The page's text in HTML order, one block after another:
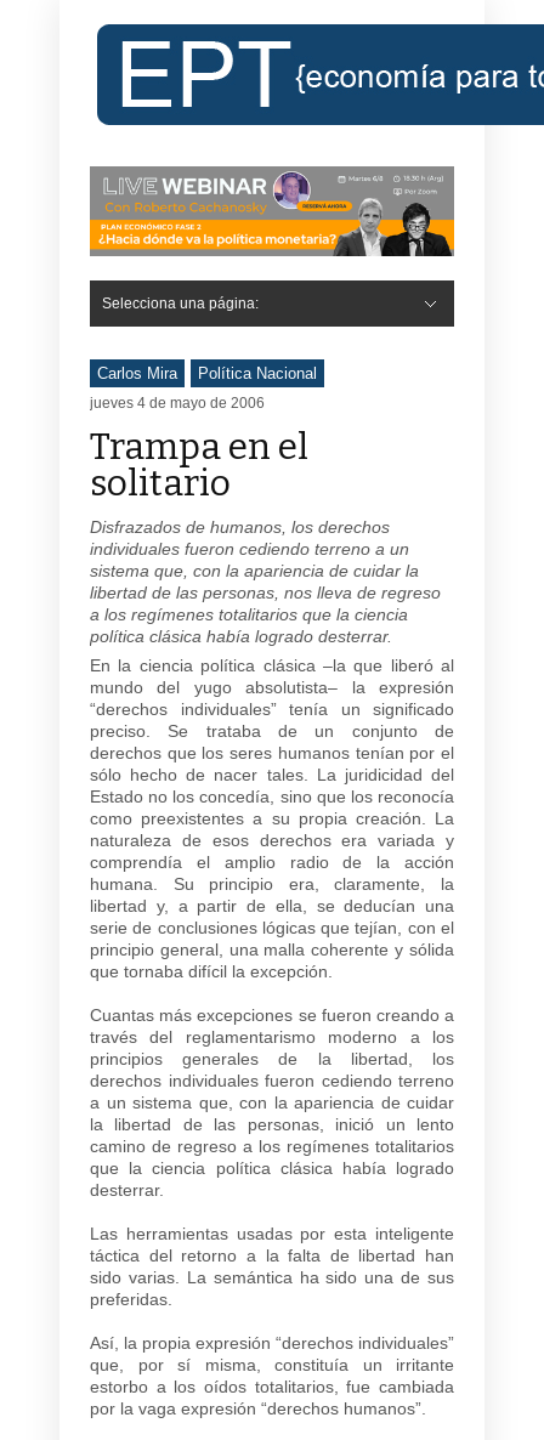
Selecciona una página:
Carlos Mira Política Nacional
jueves 4 de mayo de 2006
Trampa en el
solitario
Disfrazados de humanos, los derechos
individuales fueron cediendo terreno a un
sistema que, con la apariencia de cuidar la
libertad de las personas, nos lleva de regreso
a los regímenes totalitarios que la ciencia
política clásica había logrado desterrar.
En la ciencia política clásica –la que liberó al
mundo del yugo absolutista– la expresión
“derechos individuales” tenía un significado
preciso. Se trataba de un conjunto de
derechos que los seres humanos tenían por el
sólo hecho de nacer tales. La juridicidad del
Estado no los concedía, sino que los reconocía
como preexistentes a su propia creación. La
naturaleza de esos derechos era variada y
comprendía el amplio radio de la acción
humana. Su principio era, claramente, la
libertad y, a partir de ella, se deducían una
serie de conclusiones lógicas que tejían, con el
principio general, una malla coherente y sólida
que tornaba difícil la excepción.
Cuantas más excepciones se fueron creando a
través del reglamentarismo moderno a los
principios generales de la libertad, los
derechos individuales fueron cediendo terreno
a un sistema que, con la apariencia de cuidar
la libertad de las personas, inició un lento
camino de regreso a los regímenes totalitarios
que la ciencia política clásica había logrado
desterrar.
Las herramientas usadas por esta inteligente
táctica del retorno a la falta de libertad han
sido varias. La semántica ha sido una de sus
preferidas.
Así, la propia expresión “derechos individuales”
que, por sí misma, constituía un irritante
estorbo a los oídos totalitarios, fue cambiada
por la vaga expresión “derechos humanos”.